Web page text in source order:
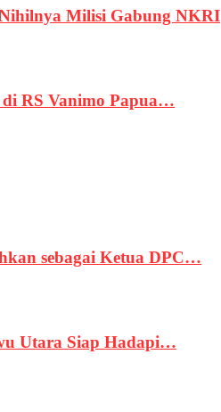
Milisi Gabung NKRI
di RS Vanimo Papua…
sebagai Ketua DPC…
Utara Siap Hadapi…